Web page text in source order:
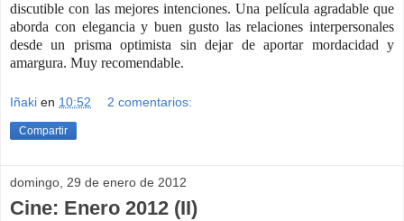
discutible con las mejores intenciones. Una película agradable que
aborda con elegancia y buen gusto las relaciones interpersonales
desde un prisma optimista sin dejar de aportar mordacidad y
amargura. Muy recomendable.
Iñaki en 10:52 2 comentarios:
Compartir
domingo, 29 de enero de 2012
Cine: Enero 2012 (II)